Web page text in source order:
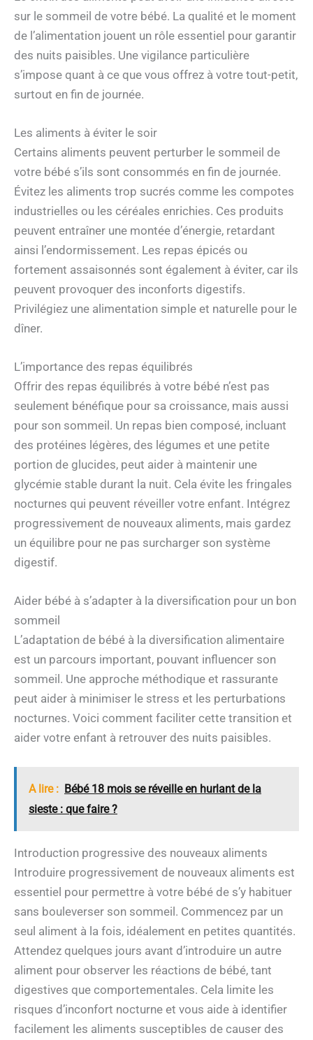
sur le sommeil de votre bébé. La qualité et le moment
de l’alimentation jouent un rôle essentiel pour garantir
des nuits paisibles. Une vigilance particulière
s’impose quant à ce que vous offrez à votre tout-petit,
surtout en fin de journée.
Les aliments à éviter le soir
Certains aliments peuvent perturber le sommeil de
votre bébé s’ils sont consommés en fin de journée.
Évitez les aliments trop sucrés comme les compotes
industrielles ou les céréales enrichies. Ces produits
peuvent entraîner une montée d’énergie, retardant
ainsi l’endormissement. Les repas épicés ou
fortement assaisonnés sont également à éviter, car ils
peuvent provoquer des inconforts digestifs.
Privilégiez une alimentation simple et naturelle pour le
dîner.
L’importance des repas équilibrés
Offrir des repas équilibrés à votre bébé n’est pas
seulement bénéfique pour sa croissance, mais aussi
pour son sommeil. Un repas bien composé, incluant
des protéines légères, des légumes et une petite
portion de glucides, peut aider à maintenir une
glycémie stable durant la nuit. Cela évite les fringales
nocturnes qui peuvent réveiller votre enfant. Intégrez
progressivement de nouveaux aliments, mais gardez
un équilibre pour ne pas surcharger son système
digestif.
Aider bébé à s’adapter à la diversification pour un bon
sommeil
L’adaptation de bébé à la diversification alimentaire
est un parcours important, pouvant influencer son
sommeil. Une approche méthodique et rassurante
peut aider à minimiser le stress et les perturbations
nocturnes. Voici comment faciliter cette transition et
aider votre enfant à retrouver des nuits paisibles.
A lire : Bébé 18 mois se réveille en hurlant de la
sieste : que faire ?
Introduction progressive des nouveaux aliments
Introduire progressivement de nouveaux aliments est
essentiel pour permettre à votre bébé de s’y habituer
sans bouleverser son sommeil. Commencez par un
seul aliment à la fois, idéalement en petites quantités.
Attendez quelques jours avant d’introduire un autre
aliment pour observer les réactions de bébé, tant
digestives que comportementales. Cela limite les
risques d’inconfort nocturne et vous aide à identifier
facilement les aliments susceptibles de causer des